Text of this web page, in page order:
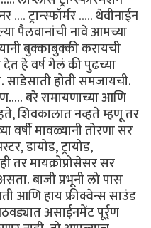
ट्रान्स्फॉर्मर ..... थेवीनाईन
पैलवानांची नावे आमच्या
बुक्काबुक्की करायची
हे वर्ष गेलं की पुढच्या
साडेसाती होती समजायची.
बरे रामायणाच्या आणि
शिवकालात नव्हते म्हणू तर
वर्षी मावळ्यानी तोरणा सर
डायोड, ट्रायोड,
तर मायक्रोप्रोसेसर सर
बाजी प्रभूनी लो पास
आणि हाय फ्रीक्वेन्स साउंड
असाईनमेंट पूर्र्ण